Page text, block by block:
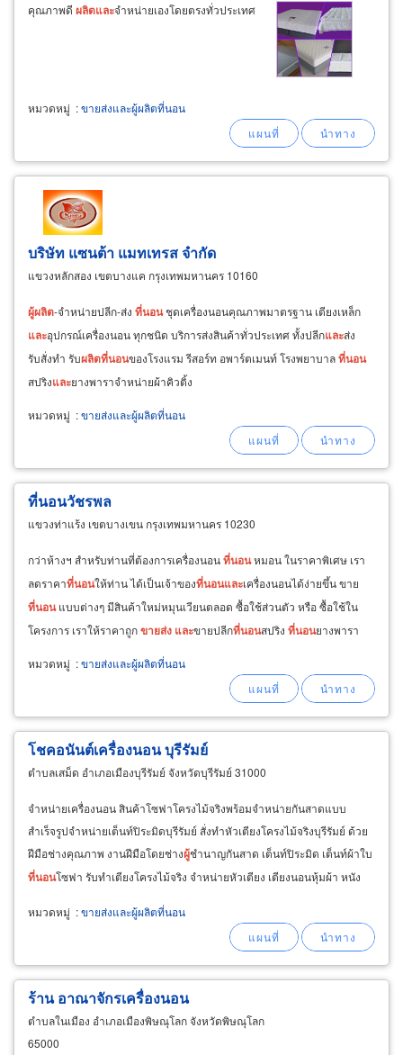
คุณภาพดี ผลิตและจำหน่ายเองโดยตรงทั่วประเทศ
หมวดหมู่ :ขายส่งและผู้ผลิตที่นอน
บริษัท แซนต้า แมทเทรส จำกัด
แขวงหลักสอง เขตบางแค กรุงเทพมหานคร 10160
ผู้ผลิต-จำหน่ายปลีก-ส่ง ที่นอนชุดเครื่องนอนคุณภาพมาตรฐาน เตียงเหล็ก
และอุปกรณ์เครื่องนอน ทุกชนิด บริการส่งสินค้าทั่วประเทศ ทั้งปลีกและส่ง
รับสั่งทำ รับผลิตที่นอนของโรงแรม รีสอร์ท อพาร์ตเมนท์ โรงพยาบาลที่นอน
สปริงและยางพาราจำหน่ายผ้าคิวติ้ง
หมวดหมู่ :ขายส่งและผู้ผลิตที่นอน
ที่นอนวัชรพล
แขวงท่าแร้ง เขตบางเขน กรุงเทพมหานคร 10230
กว่าห้างฯ สำหรับท่านที่ต้องการเครื่องนอนที่นอนหมอน ในราคาพิเศษ เรา
ลดราคาที่นอนให้ท่าน ได้เป็นเจ้าของที่นอนและเครื่องนอนได้ง่ายขึ้น ขาย
ที่นอนแบบต่างๆ มีสินค้าใหม่หมุนเวียนตลอด ซื้อใช้ส่วนตัว หรือ ซื้อใช้ใน
โครงการ เราให้ราคาถูกขายส่ง และขายปลีกที่นอนสปริง ที่นอนยางพารา
หมวดหมู่ :ขายส่งและผู้ผลิตที่นอน
โชคอนันต์เครื่องนอน บุรีรัมย์
ตำบลเสม็ด อำเภอเมืองบุรีรัมย์ จังหวัดบุรีรัมย์ 31000
จำหน่ายเครื่องนอน สินค้าโซฟาโครงไม้จริงพร้อมจำหน่ายกันสาดแบบ
สำเร็จรูปจำหน่ายเต็นท์ปิระมิดบุรีรัมย์ สั่งทำหัวเตียงโครงไม้จริงบุรีรัมย์ ด้วย
ฝีมือช่างคุณภาพ งานฝีมือโดยช่างผู้ชำนาญกันสาด เต็นท์ปิระมิด เต็นท์ผ้าใบ
ที่นอนโซฟา รับทำเตียงโครงไม้จริง จำหน่ายหัวเตียง เตียงนอนหุ้มผ้า หนัง
หมวดหมู่ :ขายส่งและผู้ผลิตที่นอน
ร้าน อาณาจักรเครื่องนอน
ตำบลในเมือง อำเภอเมืองพิษณุโลก จังหวัดพิษณุโลก
65000